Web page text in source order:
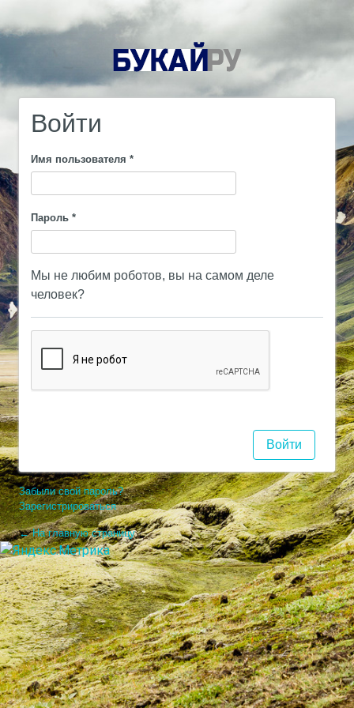
Войти
Имя пользователя *
Пароль *
Мы не любим роботов, вы на самом деле
человек?
Забыли свой пароль?
Зарегистрироваться
← На главную страницу